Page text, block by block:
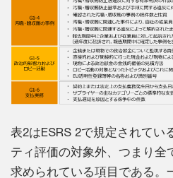
表2はESRS 2で規定されてい
ティ評価の対象外、つまり全
求められている項目である。